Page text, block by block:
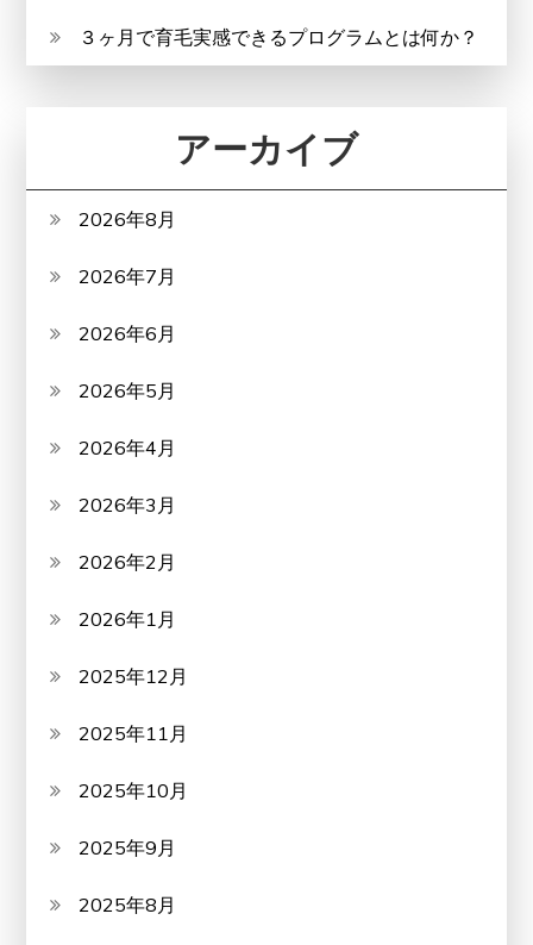
３ヶ月で育毛実感できるプログラムとは何か？
アーカイブ
2026年8月
2026年7月
2026年6月
2026年5月
2026年4月
2026年3月
2026年2月
2026年1月
2025年12月
2025年11月
2025年10月
2025年9月
2025年8月